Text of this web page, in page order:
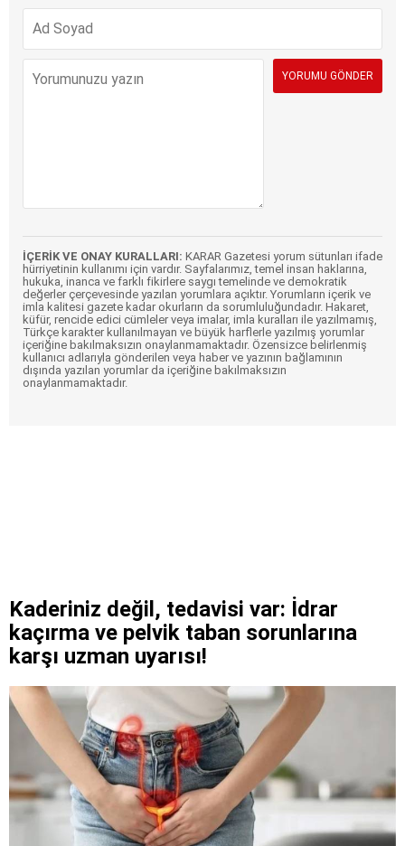
İÇERİK VE ONAY KURALLARI: KARAR Gazetesi yorum sütunları ifade
hürriyetinin kullanımı için vardır. Sayfalarımız, temel insan haklarına,
hukuka, inanca ve farklı fikirlere saygı temelinde ve demokratik
değerler çerçevesinde yazılan yorumlara açıktır. Yorumların içerik ve
imla kalitesi gazete kadar okurların da sorumluluğundadır. Hakaret,
küfür, rencide edici cümleler veya imalar, imla kuralları ile yazılmamış,
Türkçe karakter kullanılmayan ve büyük harflerle yazılmış yorumlar
içeriğine bakılmaksızın onaylanmamaktadır. Özensizce belirlenmiş
kullanıcı adlarıyla gönderilen veya haber ve yazının bağlamının
dışında yazılan yorumlar da içeriğine bakılmaksızın
onaylanmamaktadır.
Kaderiniz değil, tedavisi var: İdrar
kaçırma ve pelvik taban sorunlarına
karşı uzman uyarısı!